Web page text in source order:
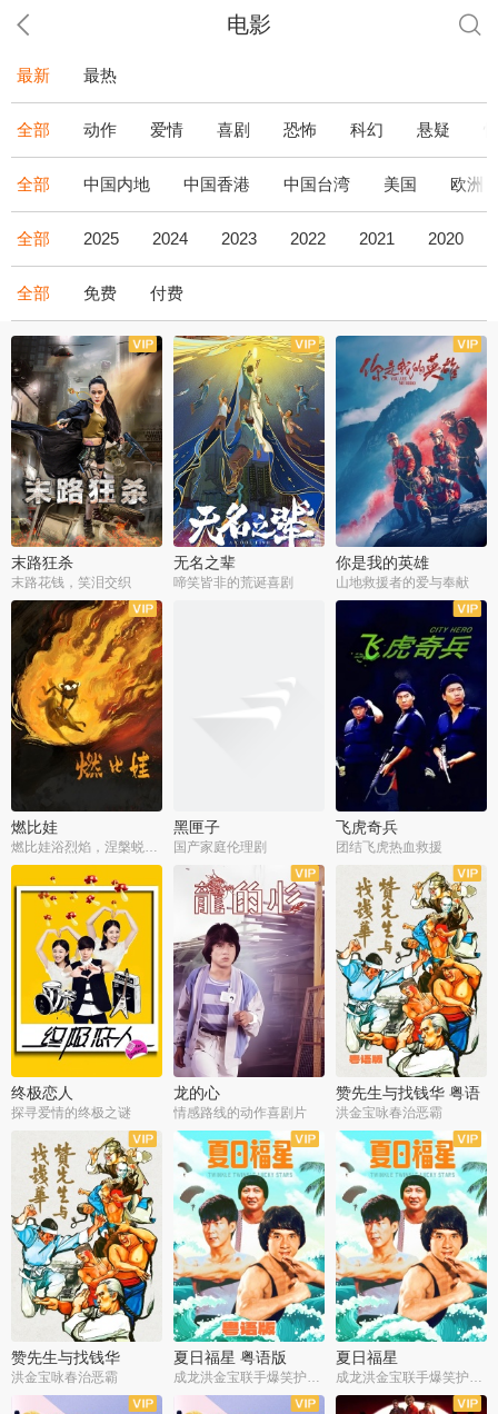
电影
最新 最热
全部 动作 爱情 喜剧 恐怖 科幻 悬疑
全部 中国内地 中国香港 中国台湾 美国 欧洲
全部 2025 2024 2023 2022 2021 2020
全部 免费 付费
末路狂杀
末路花钱，笑泪交织
无名之辈
啼笑皆非的荒诞喜剧
你是我的英雄
山地救援者的爱与奉献
燃比娃
燃比娃浴烈焰，涅槃蜕变成人
黑匣子
国产家庭伦理剧
飞虎奇兵
团结飞虎热血救援
终极恋人
探寻爱情的终极之谜
龙的心
情感路线的动作喜剧片
赞先生与找钱华 粤语
版
洪金宝咏春治恶霸
赞先生与找钱华
洪金宝咏春治恶霸
夏日福星 粤语版
成龙洪金宝联手爆笑护美女
夏日福星
成龙洪金宝联手爆笑护美女